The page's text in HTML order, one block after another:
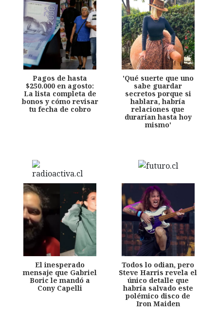
Pagos de hasta
$250.000 en agosto:
La lista completa de
bonos y cómo revisar
tu fecha de cobro
'Qué suerte que uno
sabe guardar
secretos porque si
hablara, habría
relaciones que
durarían hasta hoy
mismo'
El inesperado
mensaje que Gabriel
Boric le mandó a
Cony Capelli
Todos lo odian, pero
Steve Harris revela el
único detalle que
habría salvado este
polémico disco de
Iron Maiden